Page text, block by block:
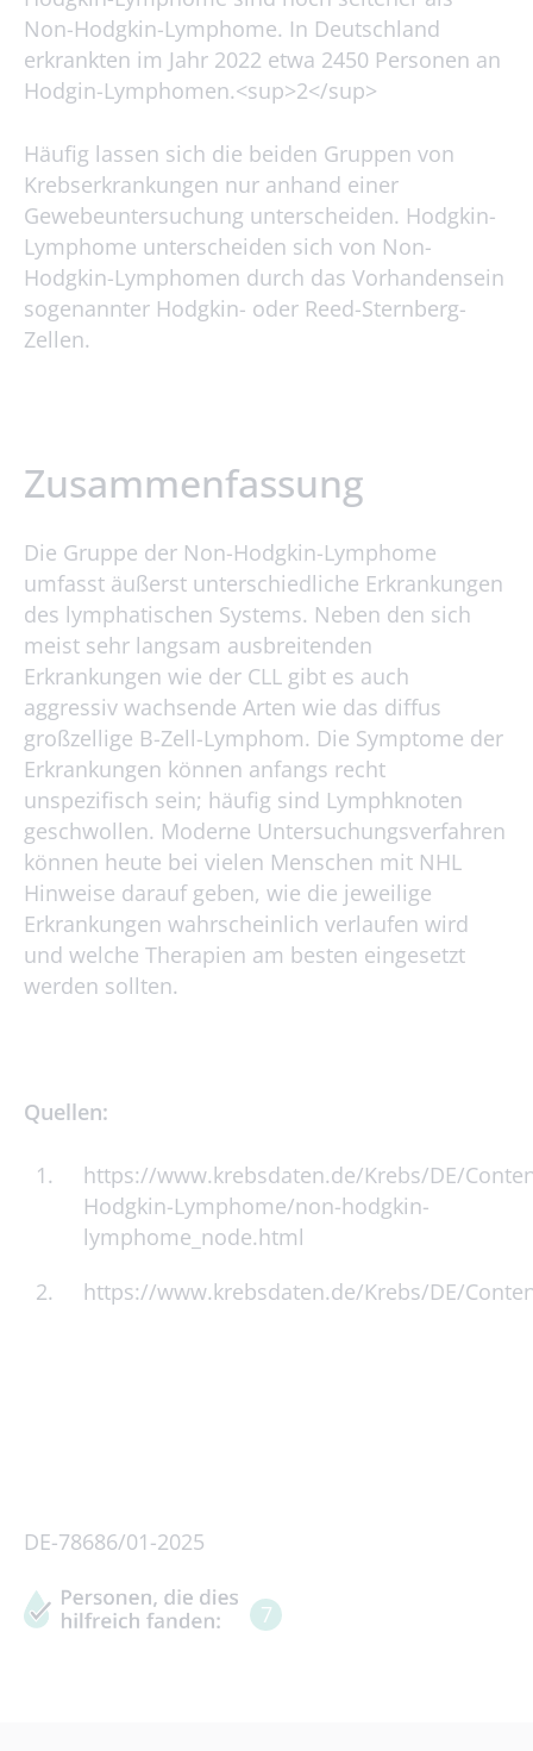
Non-Hodgkin-Lymphome. In Deutschland
erkrankten im Jahr 2022 etwa 2450 Personen an
Hodgin-Lymphomen.<sup>2</sup>
Häufig lassen sich die beiden Gruppen von
Krebserkrankungen nur anhand einer
Gewebeuntersuchung unterscheiden. Hodgkin-
Lymphome unterscheiden sich von Non-
Hodgkin-Lymphomen durch das Vorhandensein
sogenannter Hodgkin- oder Reed-Sternberg-
Zellen.
Zusammenfassung
Die Gruppe der Non-Hodgkin-Lymphome
umfasst äußerst unterschiedliche Erkrankungen
des lymphatischen Systems. Neben den sich
meist sehr langsam ausbreitenden
Erkrankungen wie der CLL gibt es auch
aggressiv wachsende Arten wie das diffus
großzellige B-Zell-Lymphom. Die Symptome der
Erkrankungen können anfangs recht
unspezifisch sein; häufig sind Lymphknoten
geschwollen. Moderne Untersuchungsverfahren
können heute bei vielen Menschen mit NHL
Hinweise darauf geben, wie die jeweilige
Erkrankungen wahrscheinlich verlaufen wird
und welche Therapien am besten eingesetzt
werden sollten.
Quellen:
https://www.krebsdaten.de/Krebs/DE/
Hodgkin-Lymphome/non-hodgkin-
lymphome_node.html
https://www.krebsdaten.de/Krebs/DE/
DE-78686/01-2025
7